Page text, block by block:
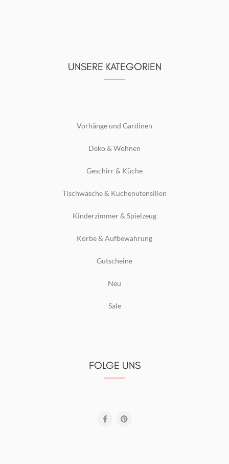
UNSERE KATEGORIEN
Vorhänge und Gardinen
Deko & Wohnen
Geschirr & Küche
Tischwäsche & Küchenutensilien
Kinderzimmer & Spielzeug
Körbe & Aufbewahrung
Gutscheine
Neu
Sale
FOLGE UNS